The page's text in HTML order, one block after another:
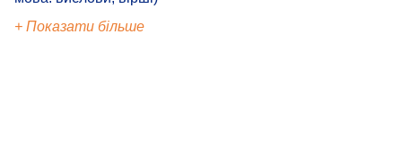
+ Показати більше